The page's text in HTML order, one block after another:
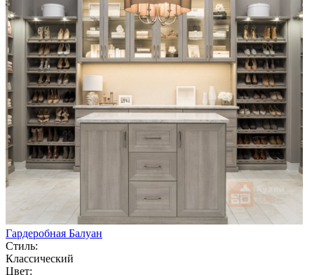
Гардеробная Балуан
Стиль:
Классический
Цвет: